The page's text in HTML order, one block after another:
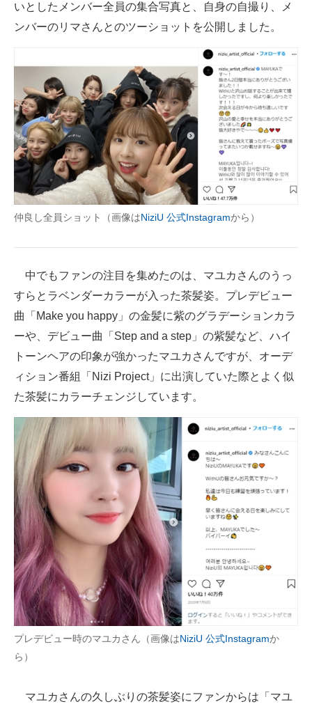
エネルギーの専門メディア
ちょっと気になるネットの話題
いとしたメンバー全員の集合写真と、自身の自撮り、メ
ンバーのリマさんとのツーショットを公開しました。
仲良し全員ショット（画像はNiziU 公式Instagramから）
中でもファンの注目を集めたのは、マユカさんのうっ
すらとラベンダーカラーが入った茶髪姿。プレデビュー
曲「Make you happy」の金髪に紫のグラデーションカラ
ーや、デビュー曲「Step and a step」の紫髪など、ハイ
トーンヘアの印象が強かったマユカさんですが、オーデ
ィション番組「Nizi Project」に出演していた際とよく似
た茶髪にカラーチェンジしています。
プレデビュー時のマユカさん（画像はNiziU 公式Instagramか
ら）
マユカさんの久しぶりの茶髪姿にファンからは「マユ